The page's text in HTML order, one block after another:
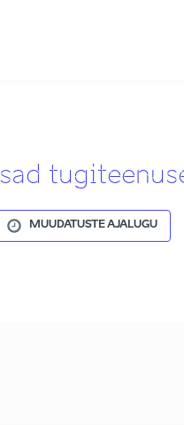
MUUDATUSTE AJALUGU